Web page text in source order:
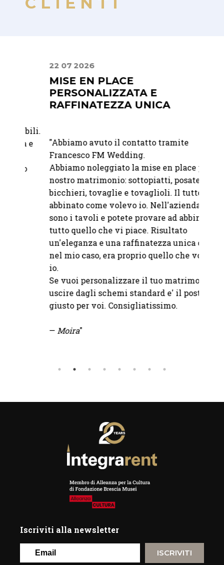
22 07 2026
MISE EN PLACE
PERSONALIZZATA E
RAFFINATEZZA UNICA
"Abbiamo avuto il contatto tramite
Francesco FM Wedding.
Abbiamo noleggiato la mise en place per il
nostro matrimonio: sottopiatti, posate,
bicchieri, tovaglie e tovaglioli. Il tutto
abbinato come volevo io. Nell'azienda ci
sono i tavoli e potete provare ad abbinare
tutto quello che vi piace. Risultato
un'eleganza e una raffinatezza unica che,
nel mio caso, era proprio quello che volevo
Se vuoi personalizzare il tuo matrimonio e
uscire dagli schemi standard e' il posto
giusto per voi. Consigliatissimo.
Moira "
Iscriviti alla newsletter
ISCRIVITI